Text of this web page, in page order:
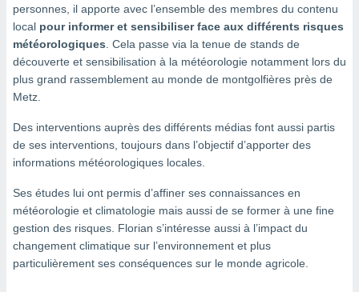
et
des
nous
ACCEPTER
PARAMÈTRES
personnes, il apporte avec l’ensemble des membres du contenu
local pour informer et sensibiliser face aux différents risques
météorologiques. Cela passe via la tenue de stands de
découverte et sensibilisation à la météorologie notamment lors du
plus grand rassemblement au monde de montgolfières près de
Metz.
Des interventions auprès des différents médias font aussi partis
de ses interventions, toujours dans l’objectif d’apporter des
informations météorologiques locales.
Ses études lui ont permis d’affiner ses connaissances en
météorologie et climatologie mais aussi de se former à une fine
gestion des risques. Florian s’intéresse aussi à l’impact du
changement climatique sur l’environnement et plus
particulièrement ses conséquences sur le monde agricole.